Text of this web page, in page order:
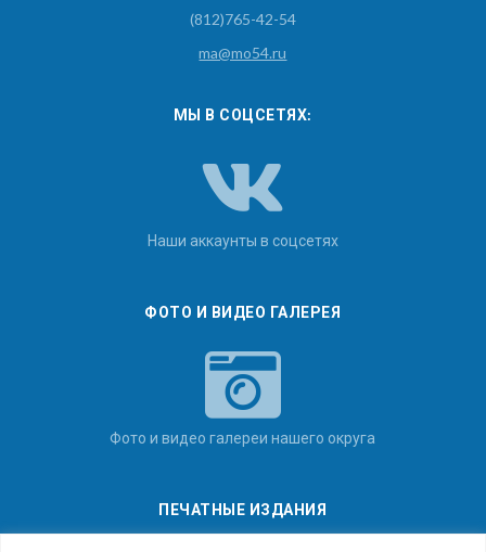
(812)765-42-54
ma@mo54.ru
МЫ В СОЦСЕТЯХ:
Наши аккаунты в соцсетях
ФОТО И ВИДЕО ГАЛЕРЕЯ
Фото и видео галереи нашего округа
ПЕЧАТНЫЕ ИЗДАНИЯ